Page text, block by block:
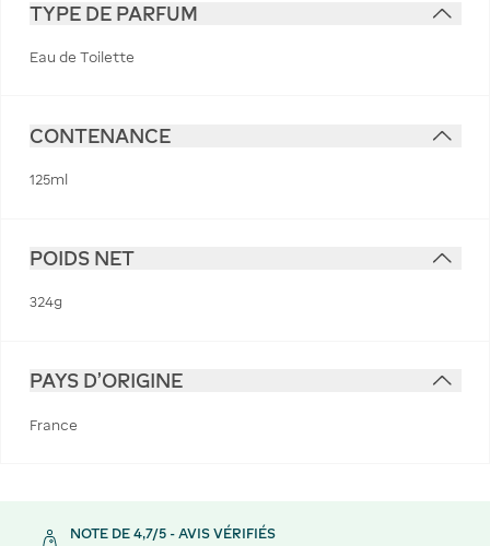
TYPE DE PARFUM
Eau de Toilette
CONTENANCE
125ml
POIDS NET
324g
PAYS D'ORIGINE
France
NOTE DE 4,7/5 - AVIS VÉRIFIÉS